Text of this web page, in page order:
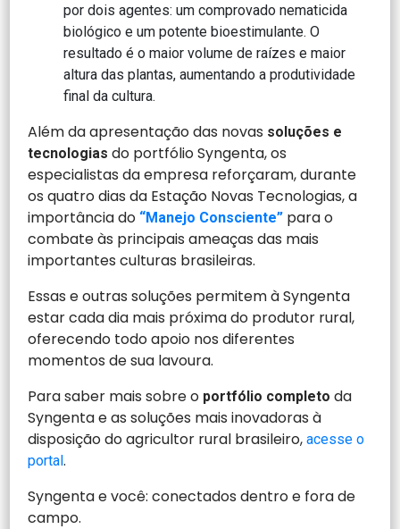
por dois agentes: um comprovado nematicida
biológico e um potente bioestimulante. O
resultado é o maior volume de raízes e maior
altura das plantas, aumentando a produtividade
final da cultura.
Além da apresentação das novas soluções e
tecnologias do portfólio Syngenta, os
especialistas da empresa reforçaram, durante
os quatro dias da Estação Novas Tecnologias, a
importância do “Manejo Consciente” para o
combate às principais ameaças das mais
importantes culturas brasileiras.
Essas e outras soluções permitem à Syngenta
estar cada dia mais próxima do produtor rural,
oferecendo todo apoio nos diferentes
momentos de sua lavoura.
Para saber mais sobre o portfólio completo da
Syngenta e as soluções mais inovadoras à
disposição do agricultor rural brasileiro,acesse o
portal.
Syngenta e você: conectados dentro e fora de
campo.